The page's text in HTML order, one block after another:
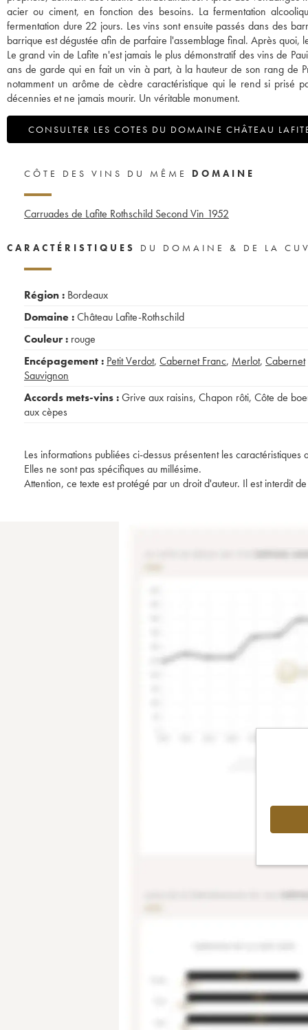
acier ou ciment, en fonction des besoins. La fermentation
fermentation dure 22 jours. Les vins sont ensuite passés dans des
barrique est dégustée afin de parfaire l'assemblage final. Après quoi,
Le grand vin de Lafite n'est jamais le plus démonstratif des vins de
ans de garde qui en fait un vin à part, à la hauteur de son rang de
notamment un arôme de cèdre caractéristique qui le rend si prisé
décennies et ne jamais mourir. Un véritable monument.
CONSULTER LES COTES DU DOMAINE CHÂTEAU
CÔTE DES VINS DU MÊME DOMAINE
Carruades de Lafite Rothschild Second Vin 1952
CARACTÉRISTIQUES DU DOMAINE & DE LA
Région : Bordeaux
Domaine :Château Lafite-Rothschild
Couleur : rouge
Encépagement : Petit Verdot, Cabernet Franc, Merlot, Cabernet
Sauvignon
Accords mets-vins :Grive aux raisins, Chapon rôti, Côte de
aux cèpes
Les informations publiées ci-dessus présentent les caractéristiques
Elles ne sont pas spécifiques au millésime.
Attention, ce texte est protégé par un droit d'auteur. Il est interdit